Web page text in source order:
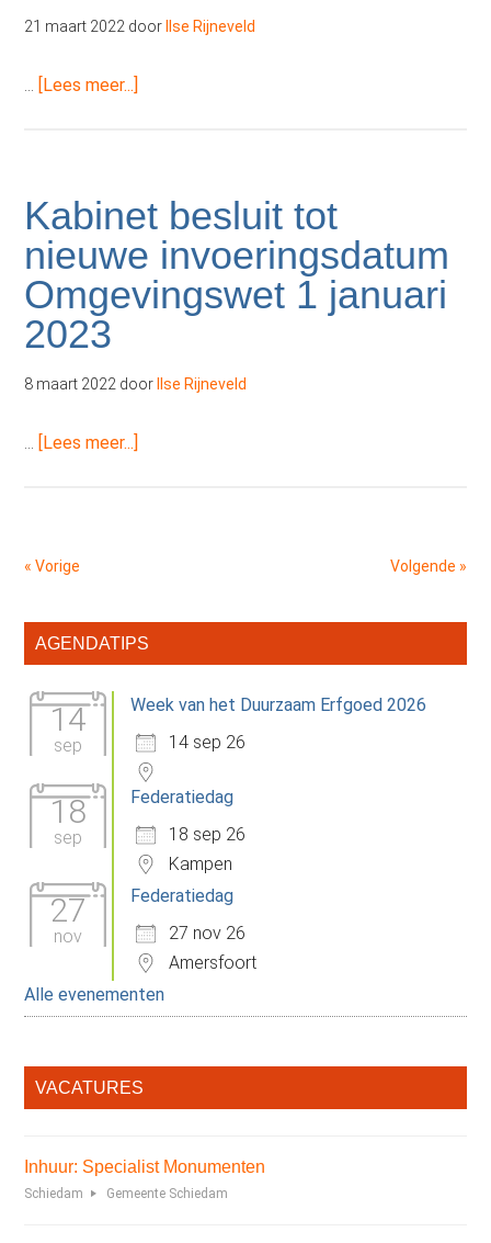
21 maart 2022 door Ilse Rijneveld
… [Lees meer...]
meer
dan
je
denkt
Kabinet besluit tot
nieuwe invoeringsdatum
Omgevingswet 1 januari
2023
8 maart 2022 door Ilse Rijneveld
… [Lees meer...]
januari
2023
« Vorige Volgende »
Primaire
AGENDATIPS
14
sep
Week van het Duurzaam Erfgoed 2026
14 sep 26
18
sep
Federatiedag
18 sep 26
Kampen
27
nov
Federatiedag
27 nov 26
Amersfoort
Alle evenementen
VACATURES
Inhuur: Specialist Monumenten
Schiedam Gemeente Schiedam